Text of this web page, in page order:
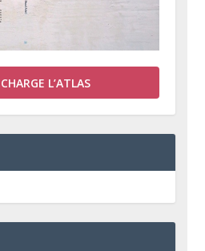
L’ATLAS